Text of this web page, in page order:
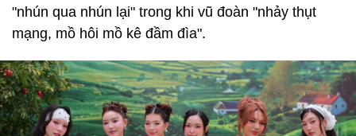
"nhún qua nhún lại" trong khi vũ đoàn "nhảy thụt
mạng, mồ hôi mồ kê đầm đìa".